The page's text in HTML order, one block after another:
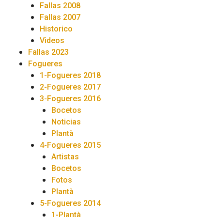
Fallas 2008
Fallas 2007
Historico
Videos
Fallas 2023
Fogueres
1-Fogueres 2018
2-Fogueres 2017
3-Fogueres 2016
Bocetos
Noticias
Plantà
4-Fogueres 2015
Artistas
Bocetos
Fotos
Plantà
5-Fogueres 2014
1-Plantà